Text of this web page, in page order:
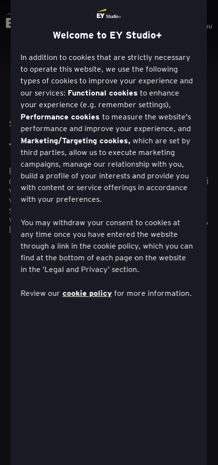
Menu
SOLUZIONI
Trasformazione delle vendite
Promuovi la crescita sostenibile, la produttività
dei venditori e l'esperienza degli acquirenti e dei
venditori attraverso la trasformazione delle
vendite. I team di EY Studio+ aiutano a
sbloccare il valore in tutta l'organizzazione di
vendita, tra cui la strategia di vendita, il modello,
l'abilitazione, le prestazioni e la tecnologia.
Welcome to EY Studio+
In addition to cookies that are strictly necessary
to operate this website, we use the following
types of cookies to improve your experience and
our services: Functional cookiesto enhance
your experience (e.g. remember settings),
Performance cookiesto measure the website's
performance and improve your experience, and
Marketing/Targeting cookies, which are set by
third parties, allow us to execute marketing
campaigns, manage our relationship with you,
build a profile of your interests and provide you
with content or service offerings in accordance
with your preferences.
You may withdraw your consent to cookies at
any time once you have entered the website
through a link in the cookie policy, which you can
find at the bottom of each page on the website
in the ‘Legal and Privacy’ section.
Review our cookie policy for more information.